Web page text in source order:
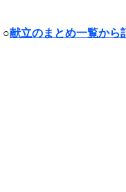
○献立のまとめ一覧から